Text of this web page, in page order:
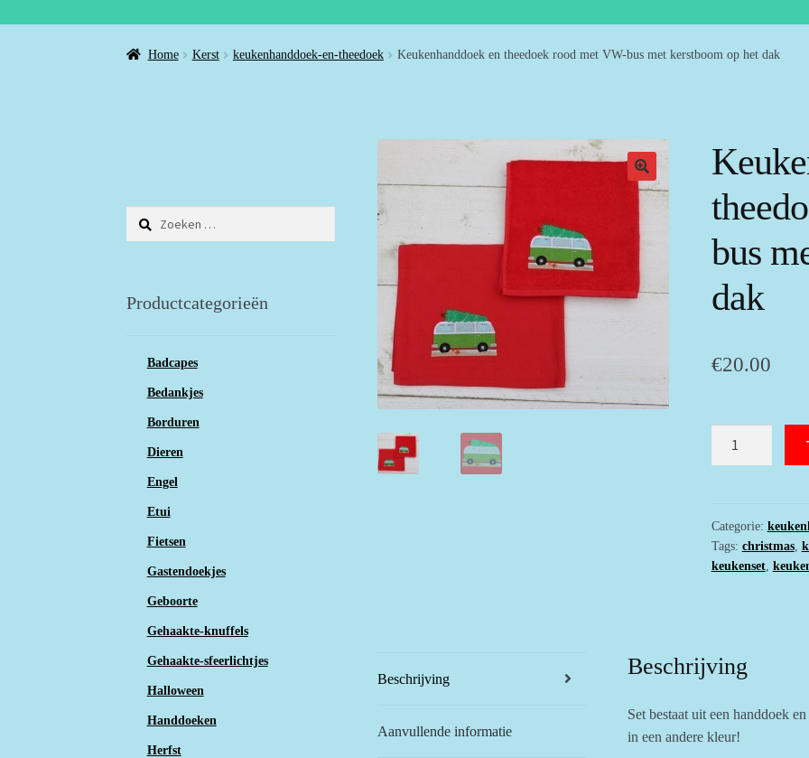
Home Kerst keukenhanddoek-en-theedoek Keukenhanddoek en theedoek rood met VW-bus met kerstboom op het dak
bus
dak
€20.00
met
VW-
bus
het
aantal
Categorie:
Tags: christmas,
keukenset,
Beschrijving
Aanvullende informatie
Beschrijving
Set bestaat uit een handdoek
in een andere kleur!
naar:
Productcategorieën
Badcapes
Bedankjes
Borduren
Dieren
Engel
Etui
Fietsen
Gastendoekjes
Geboorte
Gehaakte-knuffels
Gehaakte-sfeerlichtjes
Halloween
Handdoeken
Herfst